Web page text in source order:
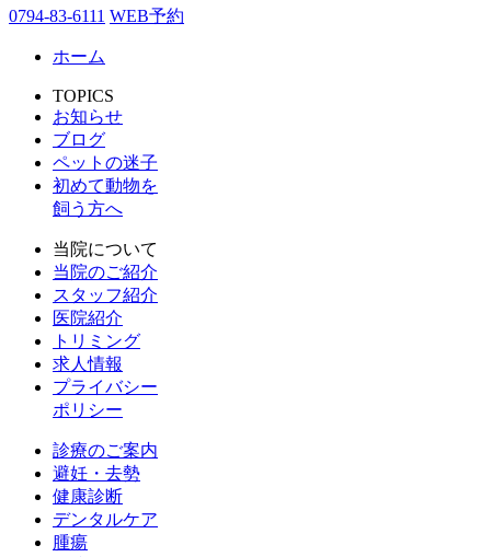
0794-83-6111 WEB予約
ホーム
TOPICS
お知らせ
ブログ
ペットの迷子
初めて動物を
飼う方へ
当院について
当院のご紹介
スタッフ紹介
医院紹介
トリミング
求人情報
プライバシー
ポリシー
診療のご案内
避妊・去勢
健康診断
デンタルケア
腫瘍